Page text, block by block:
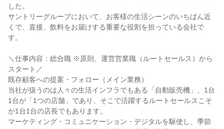
した。
サントリーグループにおいて、お客様の生活シーンのいちばん近
くで、直接、飲料をお届けする重要な役割を担っている会社で
す。
＼仕事内容：総合職 ※原則、運営営業職（ルートセールス）から
スタート／
既存顧客への提案・フォロー（メイン業務）
当社が扱うのは人々の生活インフラでもある「自動販売機」、1台
1台が「1つの店舗」であり、そこで活躍するルートセールスこそ
が1台1台の店長でもあります。
マーケティング・コミュニケーション・デジタルを駆使し、季節